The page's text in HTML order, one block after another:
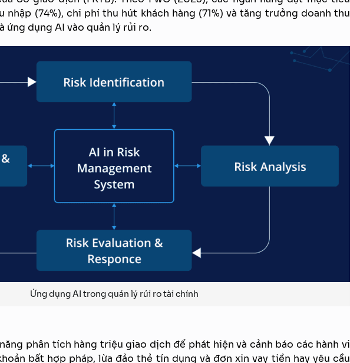
(74%), chi phí thu hút khách hàng (71%) và tăng trưởng doanh thu
ứng dụng AI vào quản lý rủi ro.
Ứng dụng AI trong quản lý rủi ro tài chính
phân tích hàng triệu giao dịch để phát hiện và cảnh báo các hành vi
bất hợp pháp, lừa đảo thẻ tín dụng và đơn xin vay tiền hay yêu cầu